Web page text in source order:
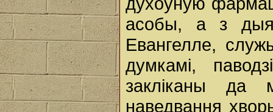
асобы, а з
Евангелле,
думкамі,
закліканы да
наведвання